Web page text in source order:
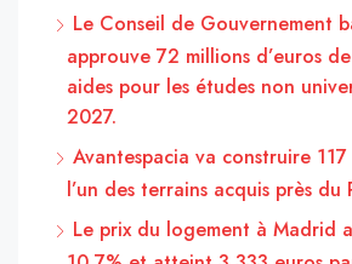
Le Conseil de Gouvernement
approuve 72 millions d’euros
aides pour les études non
2027.
Avantespacia va construire
l’un des terrains acquis près du
Le prix du logement à Madrid